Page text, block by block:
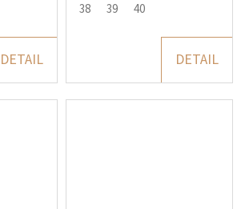
DETAIL
38 39 40
DETAIL